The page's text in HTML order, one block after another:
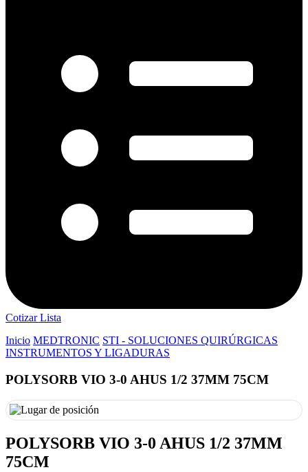
Cotizar Lista
Inicio MEDTRONIC STI - SOLUCIONES QUIRÚRGICAS
INSTRUMENTOS Y LIGADURAS
POLYSORB VIO 3-0 AHUS 1/2 37MM 75CM
POLYSORB VIO 3-0 AHUS 1/2 37MM
75CM